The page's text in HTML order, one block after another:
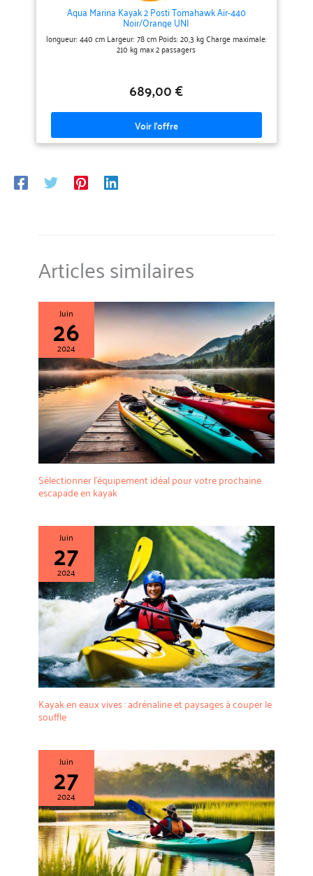
Aqua Marina Kayak 2 Posti Tomahawk Air-440
Noir/Orange UNI
longueur: 440 cm Largeur: 78 cm Poids: 20,3 kg Charge maximale:
210 kg max 2 passagers
689,00 €
Articles similaires
Juin
26
2024
Sélectionner l’équipement idéal pour votre prochaine
escapade en kayak
Juin
27
2024
Kayak en eaux vives : adrénaline et paysages à couper le
souffle
Juin
27
2024